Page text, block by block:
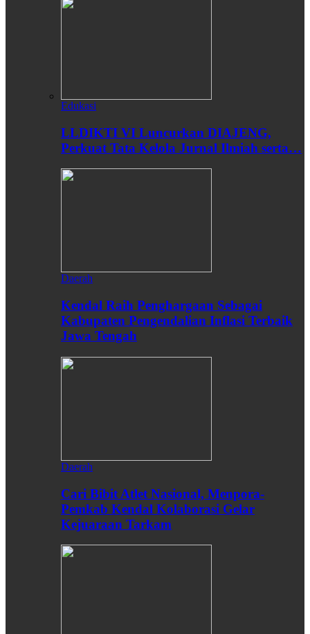
Edukasi
LLDIKTI VI Luncurkan DIAJENG,
Perkuat Tata Kelola Jurnal Ilmiah serta…
Daerah
Kendal Raih Penghargaan Sebagai
Kabupaten Pengendalian Inflasi Terbaik
Jawa Tengah
Daerah
Cari Bibit Atlet Nasional, Menpora-
Pemkab Kendal Kolaborasi Gelar
Kejuaraan Tarkam